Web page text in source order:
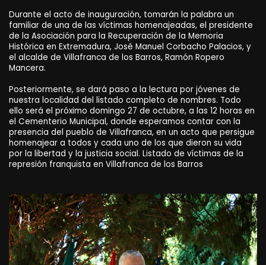
Durante el acto de inauguración, tomarán la palabra un
familiar de una de las víctimas homenajeadas, el presidente
de la Asociación para la Recuperación de la Memoria
Histórica en Extremadura, José Manuel Corbacho Palacios, y
el alcalde de Villafranca de los Barros, Ramón Ropero
Mancera.
Posteriormente, se dará paso a la lectura por jóvenes de
nuestra localidad del listado completo de nombres. Todo
ello será el próximo domingo 27 de octubre, a las 12 horas en
el Cementerio Municipal, donde esperamos contar con la
presencia del pueblo de Villafranca, en un acto que persigue
homenajear a todos y cada uno de los que dieron su vida
por la libertad y la justicia social. Listado de víctimas de la
represión franquista en Villafranca de los Barros